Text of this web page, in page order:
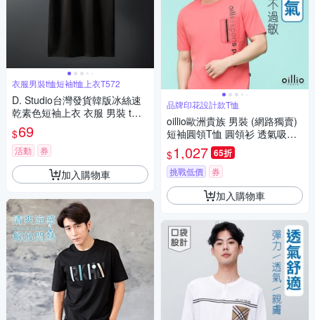
衣服男裝t恤短袖t恤上衣T572
D. Studio台灣發貨韓版冰絲速
乾素色短袖上衣 衣服 男裝 t
恤 短袖t恤 上衣T572
$69
活動 券
加入購物車
品牌印花設計款T恤
oillio歐洲貴族 男裝 (網路獨賣)
短袖圓領T恤 圓領衫 透氣吸濕
排汗 彈力 印花T恤 紅色 法國品
牌
$1,027 65折
挑戰低價 券
加入購物車